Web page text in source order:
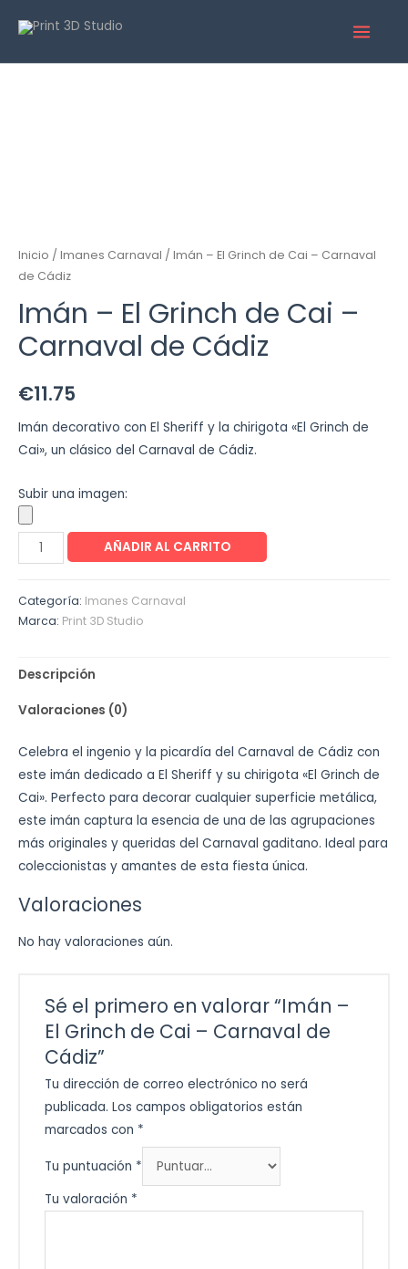
Inicio / Imanes Carnaval / Imán – El Grinch de Cai – Carnaval
de Cádiz
Imán – El Grinch de Cai –
Carnaval de Cádiz
€11.75
Imán decorativo con El Sheriff y la chirigota «El Grinch de
Cai», un clásico del Carnaval de Cádiz.
Subir una imagen:
AÑADIR AL CARRITO
Categoría: Imanes Carnaval
Marca: Print 3D Studio
Descripción
Valoraciones (0)
Celebra el ingenio y la picardía del Carnaval de Cádiz con
este imán dedicado a El Sheriff y su chirigota «El Grinch de
Cai». Perfecto para decorar cualquier superficie metálica,
este imán captura la esencia de una de las agrupaciones
más originales y queridas del Carnaval gaditano. Ideal para
coleccionistas y amantes de esta fiesta única.
Valoraciones
No hay valoraciones aún.
Sé el primero en valorar “Imán –
El Grinch de Cai – Carnaval de
Cádiz”
Tu dirección de correo electrónico no será
publicada. Los campos obligatorios están
marcados con *
Tu puntuación *
Tu valoración *